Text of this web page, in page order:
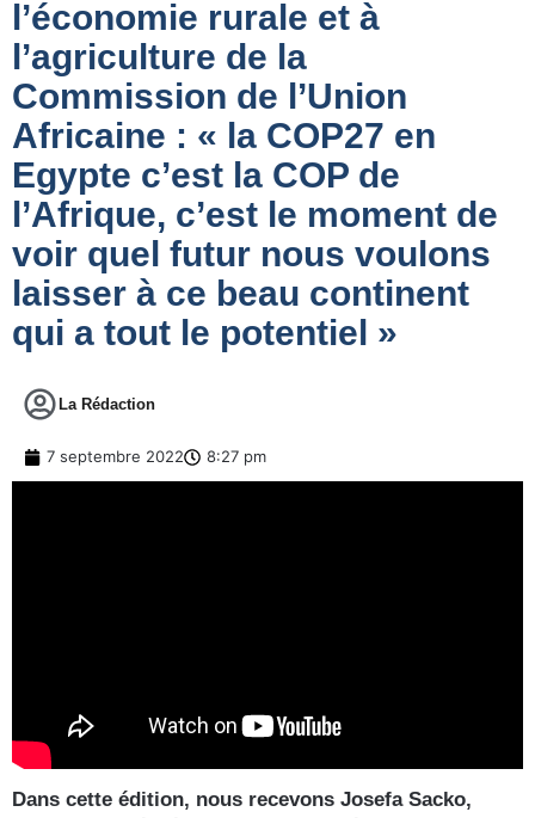
l’économie rurale et à
l’agriculture de la
Commission de l’Union
Africaine : « la COP27 en
Egypte c’est la COP de
l’Afrique, c’est le moment de
voir quel futur nous voulons
laisser à ce beau continent
qui a tout le potentiel »
La Rédaction
7 septembre 2022 8:27 pm
Dans cette édition, nous recevons Josefa Sacko,